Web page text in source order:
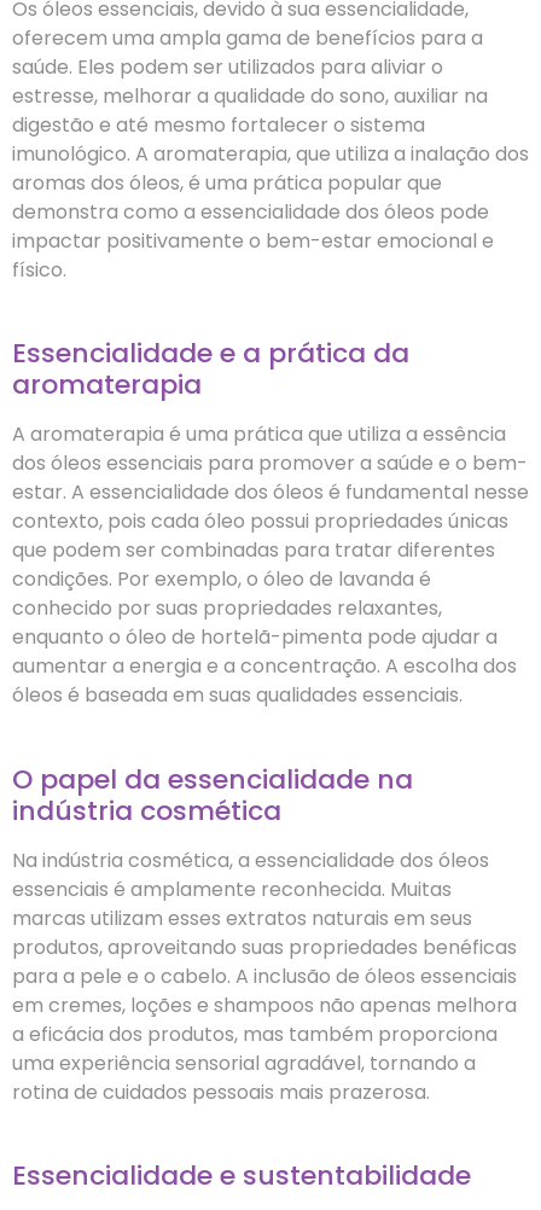
Os óleos essenciais, devido à sua essencialidade,
oferecem uma ampla gama de benefícios para a
saúde. Eles podem ser utilizados para aliviar o
estresse, melhorar a qualidade do sono, auxiliar na
digestão e até mesmo fortalecer o sistema
imunológico. A aromaterapia, que utiliza a inalação dos
aromas dos óleos, é uma prática popular que
demonstra como a essencialidade dos óleos pode
impactar positivamente o bem-estar emocional e
físico.
Essencialidade e a prática da
aromaterapia
A aromaterapia é uma prática que utiliza a essência
dos óleos essenciais para promover a saúde e o bem-
estar. A essencialidade dos óleos é fundamental nesse
contexto, pois cada óleo possui propriedades únicas
que podem ser combinadas para tratar diferentes
condições. Por exemplo, o óleo de lavanda é
conhecido por suas propriedades relaxantes,
enquanto o óleo de hortelã-pimenta pode ajudar a
aumentar a energia e a concentração. A escolha dos
óleos é baseada em suas qualidades essenciais.
O papel da essencialidade na
indústria cosmética
Na indústria cosmética, a essencialidade dos óleos
essenciais é amplamente reconhecida. Muitas
marcas utilizam esses extratos naturais em seus
produtos, aproveitando suas propriedades benéficas
para a pele e o cabelo. A inclusão de óleos essenciais
em cremes, loções e shampoos não apenas melhora
a eficácia dos produtos, mas também proporciona
uma experiência sensorial agradável, tornando a
rotina de cuidados pessoais mais prazerosa.
Essencialidade e sustentabilidade